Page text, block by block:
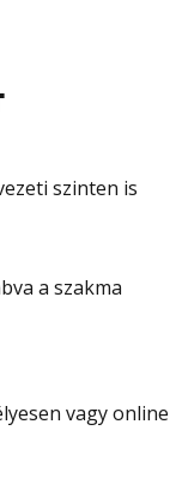
szinten is
a szakma
vagy online